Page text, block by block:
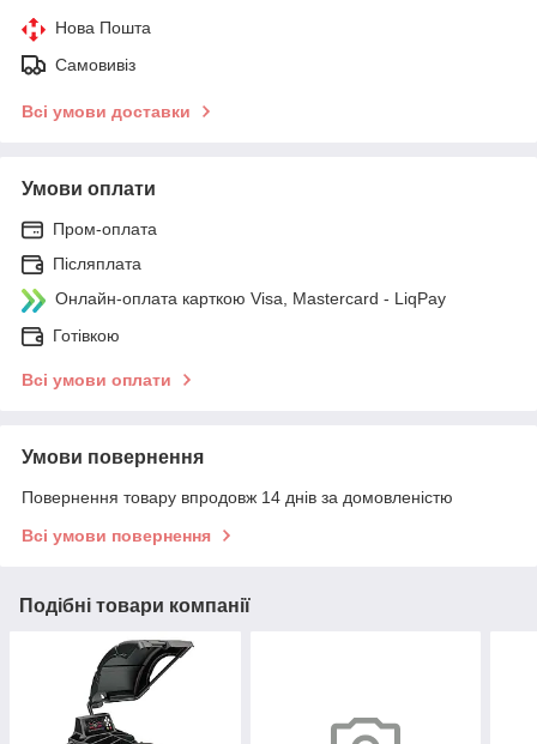
Нова Пошта
Самовивіз
Всі умови доставки
Умови оплати
Пром-оплата
Післяплата
Онлайн-оплата карткою Visa, Mastercard - LiqPay
Готівкою
Всі умови оплати
Умови повернення
Повернення товару впродовж 14 днів за домовленістю
Всі умови повернення
Подібні товари компанії